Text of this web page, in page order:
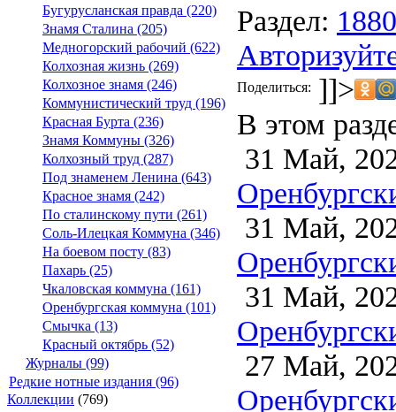
Бугурусланская правда (220)
Знамя Сталина (205)
Медногорский рабочий (622)
Колхозная жизнь (269)
Колхозное знамя (246)
Коммунистический труд (196)
Красная Бурта (236)
Знамя Коммуны (326)
Колхозный труд (287)
Под знаменем Ленина (643)
Красное знамя (242)
По сталинскому пути (261)
Соль-Илецкая Коммуна (346)
На боевом посту (83)
Пахарь (25)
Чкаловская коммуна (161)
Оренбургская коммуна (101)
Смычка (13)
Красный октябрь (52)
Журналы (99)
Редкие нотные издания (96)
Коллекции (769)
Раздел: 1880
Поделиться: ]]>
В этом
31 Май,
31 Май,
31 Май,
27 Май,